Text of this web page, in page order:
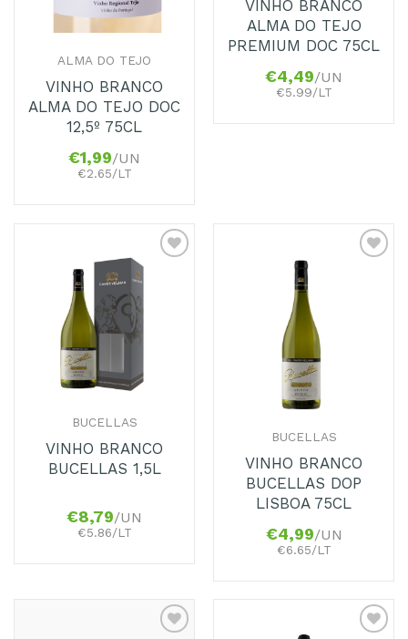
ALMA DO TEJO
VINHO BRANCO
ALMA DO TEJO DOC
12,5º 75CL
€1,99/UN
€2.65/LT
VINHO BRANCO
ALMA DO TEJO
PREMIUM DOC 75CL
€4,49/UN
€5.99/LT
Adicionar
Favoritos
BUCELLAS
VINHO BRANCO
BUCELLAS 1,5L
€8,79/UN
€5.86/LT
BUCELLAS
VINHO BRANCO
BUCELLAS DOP
LISBOA 75CL
€4,99/UN
€6.65/LT